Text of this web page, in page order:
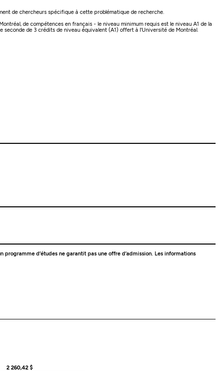
de chercheurs spécifique à cette problématique de recherche.
de compétences en français - le niveau minimum requis est le niveau A1 de la
de 3 crédits de niveau équivalent (A1) offert à l'Université de Montréal.
d’études ne garantit pas une offre d’admission. Les informations
2 260,42 $